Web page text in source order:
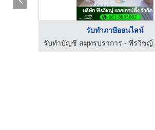
รับทำภาษีออนไลน์